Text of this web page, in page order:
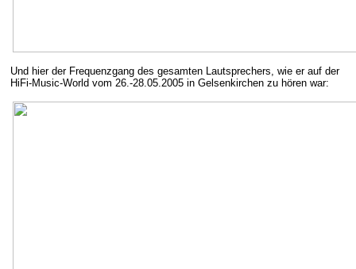
Und hier der Frequenzgang des gesamten Lautsprechers, wie er auf der
HiFi-Music-World vom 26.-28.05.2005 in Gelsenkirchen zu hören war: